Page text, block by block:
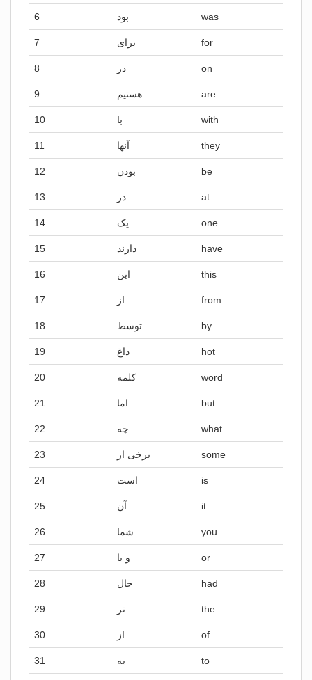
6 بود was
7 برای for
8 در on
9 هستیم are
10 با with
11 آنها they
12 بودن be
13 در at
14 یک one
15 دارند have
16 این this
17 از from
18 توسط by
19 داغ hot
20 کلمه word
21 اما but
22 چه what
23 برخی از some
24 است is
25 آن it
26 شما you
27 و یا or
28 حال had
29 تر the
30 از of
31 به to